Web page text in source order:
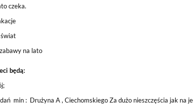
czeka.
wakacje
na lato
będą:
min : Drużyna A , Ciechomskiego Za dużo nieszczęścia jak na